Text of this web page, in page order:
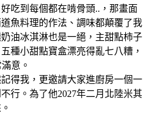
吃到每個都在啃骨頭..，那畫面
魚料理的作法、調味都顛覆了我
油冰淇淋也是一絕，主甜點柿子
種小甜點寶盒漂亮得亂七八糟，
意。
得我，更邀請大家進廚房一個一
行。為了他2027年二月北陸米其